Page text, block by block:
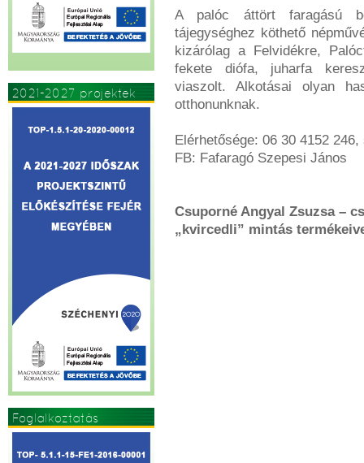
2021-2027 projektek
Foglalkoztatás
A palóc áttört faragású
tájegységhez köthető
kizárólag a Felvidékre,
fekete diófa, juharfa
viaszolt. Alkotásai olyan
otthonunknak.
Elérhetősége: 06 30 4152
FB: Fafaragó Szepesi János
Csuporné Angyal Zsuzsa –
„kvircedli” mintás